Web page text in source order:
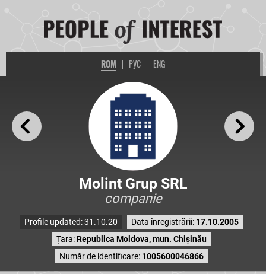
ROM | РУС | ENG
Molint Grup SRL
companie
Profile updated: 31.10.20 Data înregistrării: 17.10.2005
Țara:Republica Moldova, mun. Chișinău
Număr de identificare: 1005600046866